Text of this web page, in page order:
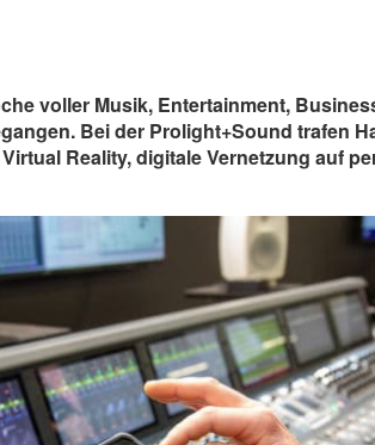
voller Musik, Entertainment,
Bei der Prolight+Sound trafen
Reality, digitale Vernetzung auf